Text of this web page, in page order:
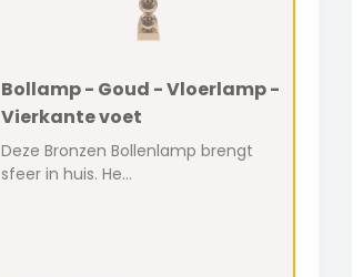
Bollamp - Goud - Vloerlamp -
Vierkante voet
Deze Bronzen Bollenlamp brengt
sfeer in huis. He...